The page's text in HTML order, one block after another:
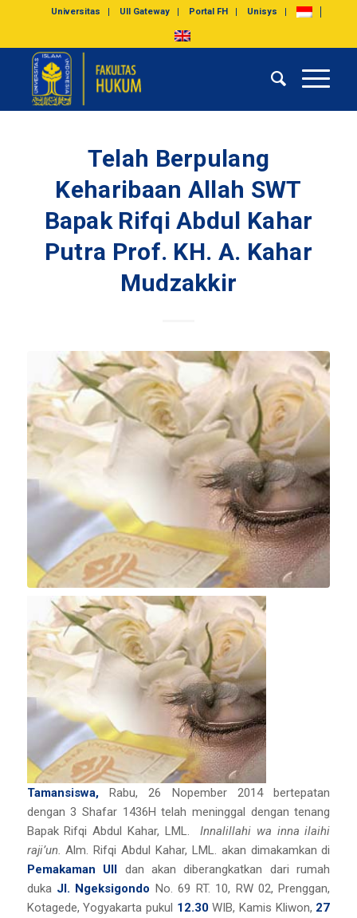
Universitas UII Gateway Portal FH Unisys
Telah Berpulang
Keharibaan Allah SWT
Bapak Rifqi Abdul Kahar
Putra Prof. KH. A. Kahar
Mudzakkir
Tamansiswa, Rabu, 26 Nopember 2014 bertepatan
dengan 3 Shafar 1436H telah meninggal dengan tenang
Bapak Rifqi Abdul Kahar, LML.Innalillahi wa inna ilaihi
raji’un. Alm. Rifqi Abdul Kahar, LML. akan dimakamkan di
Pemakaman UII dan akan diberangkatkan dari rumah
duka Jl. Ngeksigondo No. 69 RT. 10, RW 02, Prenggan,
Kotagede, Yogyakarta pukul 12.30WIB, Kamis Kliwon, 27